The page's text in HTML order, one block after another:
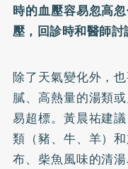
時的血壓容易忽高
壓，回診時和醫師討
除了天氣變化外，
膩、高熱量的湯類
易超標。黃晨祐建
類（豬、牛、羊）
布、柴魚風味的清